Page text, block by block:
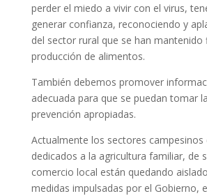
perder el miedo a vivir con el virus,
generar confianza, reconociendo y
del sector rural que se han mantenido
producción de alimentos.
También debemos promover
adecuada para que se puedan tomar
prevención apropiadas.
Actualmente los sectores campesinos
dedicados a la agricultura familiar, de
comercio local están quedando
medidas impulsadas por el Gobierno,